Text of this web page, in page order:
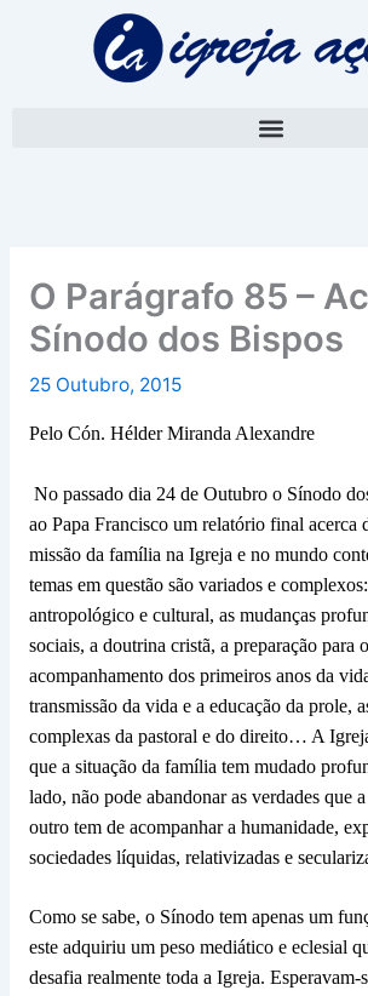
O Parágrafo 85 –
Sínodo dos Bispos
25 Outubro, 2015
Pelo Cón. Hélder Miranda Alexandre
No passado dia 24 de Outubro o Sínodo
ao Papa Francisco um relatório final acerca
missão da família na Igreja e no mundo
temas em questão são variados e
antropológico e cultural, as mudanças
sociais, a doutrina cristã, a preparação para
acompanhamento dos primeiros anos da
transmissão da vida e a educação da prole,
complexas da pastoral e do direito… A
que a situação da família tem mudado
lado, não pode abandonar as verdades que
outro tem de acompanhar a humanidade,
sociedades líquidas, relativizadas e
Como se sabe, o Sínodo tem apenas um
este adquiriu um peso mediático e eclesial
desafia realmente toda a Igreja. Esperavam-